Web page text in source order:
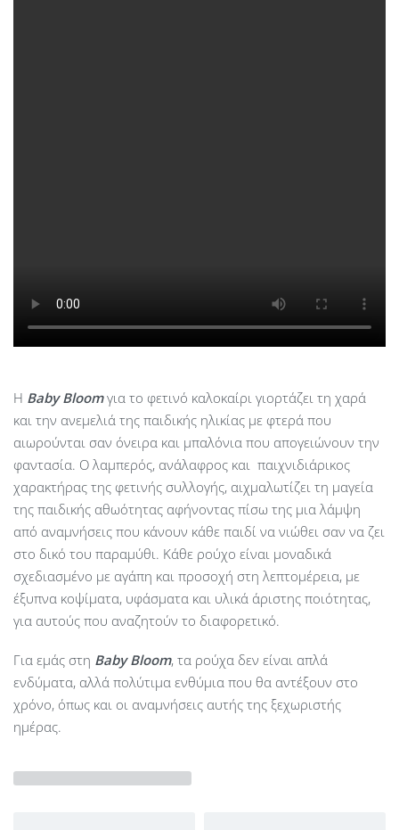
Η Baby Bloom για το φετινό καλοκαίρι γιορτάζει τη χαρά
και την ανεμελιά της παιδικής ηλικίας με φτερά που
αιωρούνται σαν όνειρα και μπαλόνια που απογειώνουν την
φαντασία. Ο λαμπερός, ανάλαφρος και παιχνιδιάρικος
χαρακτήρας της φετινής συλλογής, αιχμαλωτίζει τη μαγεία
της παιδικής αθωότητας αφήνοντας πίσω της μια λάμψη
από αναμνήσεις που κάνουν κάθε παιδί να νιώθει σαν να ζει
στο δικό του παραμύθι. Κάθε ρούχο είναι μοναδικά
σχεδιασμένο με αγάπη και προσοχή στη λεπτομέρεια, με
έξυπνα κοψίματα, υφάσματα και υλικά άριστης ποιότητας,
για αυτούς που αναζητούν το διαφορετικό.
Για εμάς στη Baby Bloom, τα ρούχα δεν είναι απλά
ενδύματα, αλλά πολύτιμα ενθύμια που θα αντέξουν στο
χρόνο, όπως και οι αναμνήσεις αυτής της ξεχωριστής
ημέρας.